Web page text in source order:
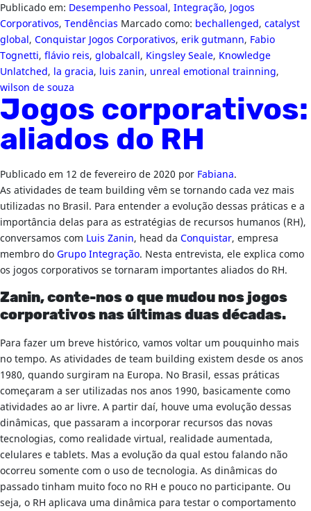
Publicado em: Desempenho Pessoal, Integração, Jogos
Corporativos, Tendências Marcado como: bechallenged, catalyst
global, Conquistar Jogos Corporativos, erik gutmann, Fabio
Tognetti, flávio reis, globalcall, Kingsley Seale, Knowledge
Unlatched, la gracia, luis zanin, unreal emotional trainning,
wilson de souza
Jogos corporativos:
aliados do RH
Publicado em 12 de fevereiro de 2020 por Fabiana.
As atividades de team building vêm se tornando cada vez mais
utilizadas no Brasil. Para entender a evolução dessas práticas e a
importância delas para as estratégias de recursos humanos (RH),
conversamos com Luis Zanin, head da Conquistar, empresa
membro doGrupo Integração. Nesta entrevista, ele explica como
os jogos corporativos se tornaram importantes aliados do RH.
Zanin, conte-nos o que mudou nos jogos
corporativos nas últimas duas décadas.
Para fazer um breve histórico, vamos voltar um pouquinho mais
no tempo. As atividades de team building existem desde os anos
1980, quando surgiram na Europa. No Brasil, essas práticas
começaram a ser utilizadas nos anos 1990, basicamente como
atividades ao ar livre. A partir daí, houve uma evolução dessas
dinâmicas, que passaram a incorporar recursos das novas
tecnologias, como realidade virtual, realidade aumentada,
celulares e tablets. Mas a evolução da qual estou falando não
ocorreu somente com o uso de tecnologia. As dinâmicas do
passado tinham muito foco no RH e pouco no participante. Ou
seja, o RH aplicava uma dinâmica para testar o comportamento